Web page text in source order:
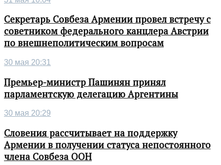
Секретарь Совбеза Армении провел встречу с
советником федерального канцлера Австрии
по внешнеполитическим вопросам
30 мая 20:31
Премьер-министр Пашинян принял
парламентскую делегацию Аргентины
30 мая 20:29
Словения рассчитывает на поддержку
Армении в получении статуса непостоянного
члена Совбеза ООН